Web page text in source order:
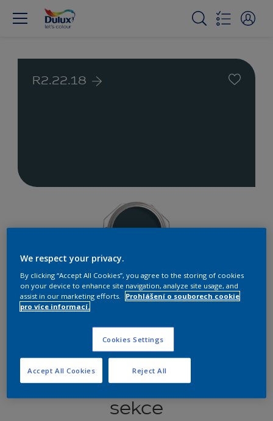
R2.22.18
Najít výrobek v tomto odstínu
Koordinovat barevné
sekce
We respect your privacy.
By clicking “Accept All Cookies”, you agree to the storing of cookies
on your device to enhance site navigation, analyze site usage, and
assist in our marketing efforts.
Prohlášení o souborech cookie
pro více informací.
Cookies Settings
Reject All
Accept All Cookies